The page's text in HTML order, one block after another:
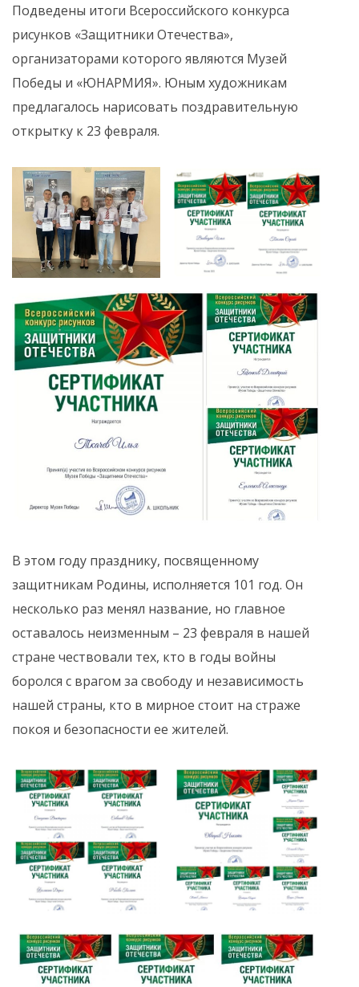
Подведены итоги Всероссийского конкурса
рисунков «Защитники Отечества»,
организаторами которого являются Музей
Победы и «ЮНАРМИЯ». Юным художникам
предлагалось нарисовать поздравительную
открытку к 23 февраля.
В этом году празднику, посвященному
защитникам Родины, исполняется 101 год. Он
несколько раз менял название, но главное
оставалось неизменным – 23 февраля в нашей
стране чествовали тех, кто в годы войны
боролся с врагом за свободу и независимость
нашей страны, кто в мирное стоит на страже
покоя и безопасности ее жителей.